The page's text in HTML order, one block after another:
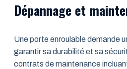
Dépannage et
Une porte enroulable demande
garantir sa durabilité et sa
contrats de maintenance